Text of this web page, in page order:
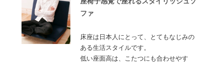
ファ
床座は日本人にとって、とてもなじみの
ある生活スタイルです。
低い座面高は、こたつにも合わせやす